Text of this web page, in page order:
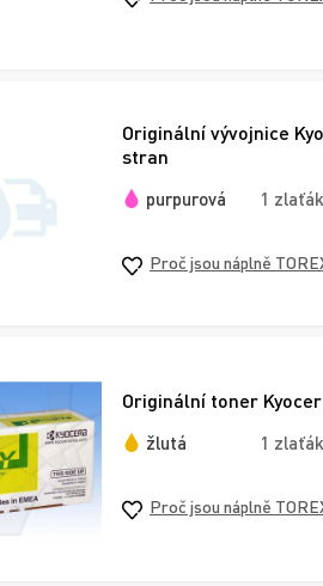
Originální vývojnice
stran
purpurová 1 zlaťák
Proč jsou náplně
Originální toner
žlutá 1 zlaťák
Proč jsou náplně